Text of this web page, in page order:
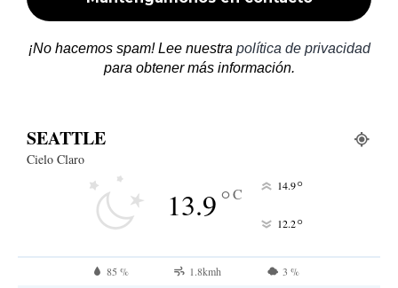
¡No hacemos spam! Lee nuestra política de privacidad
para obtener más información.
SEATTLE
Cielo Claro
13.9°C 14.9°
12.2°
85 % 1.8kmh 3 %